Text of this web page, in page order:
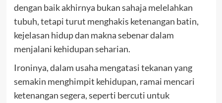
dengan baik akhirnya bukan sahaja melelahkan
tubuh, tetapi turut menghakis ketenangan batin,
kejelasan hidup dan makna sebenar dalam
menjalani kehidupan seharian.
Ironinya, dalam usaha mengatasi tekanan yang
semakin menghimpit kehidupan, ramai mencari
ketenangan segera, seperti bercuti untuk